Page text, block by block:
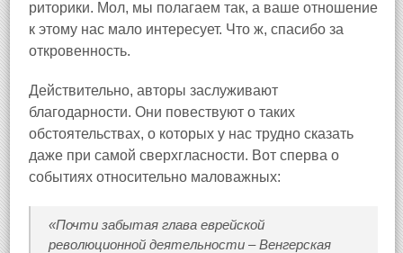
риторики. Мол, мы полагаем так, а ваше отношение
к этому нас мало интересует. Что ж, спасибо за
откровенность.
Действительно, авторы заслуживают
благодарности. Они повествуют о таких
обстоятельствах, о которых у нас трудно сказать
даже при самой сверхгласности. Вот сперва о
событиях относительно маловажных:
«Почти забытая глава еврейской
революционной деятельности – Венгерская